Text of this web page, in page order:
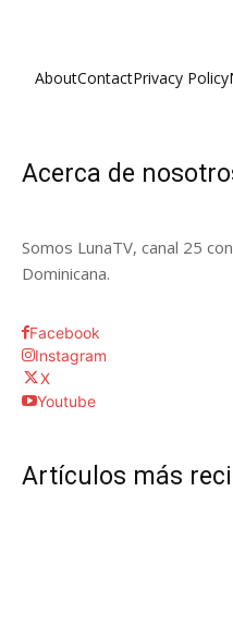
AboutContactPrivacy Policy
Acerca de
Somos LunaTV, canal 25
Dominicana.
Facebook
Instagram
X
Youtube
Artículos más